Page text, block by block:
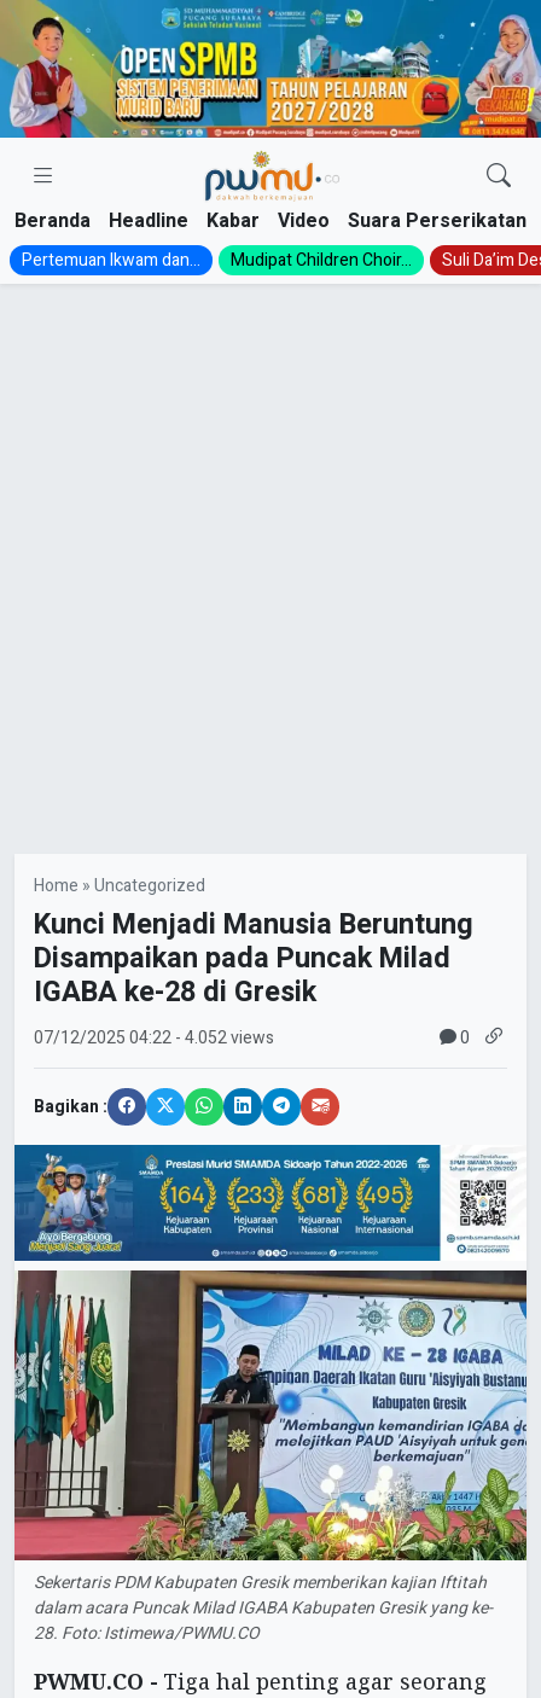
Skip
content
Beranda Headline Kabar Video Suara Perserikatan
Pertemuan Ikwam dan... Mudipat Children Choir... Suli Da’im
Home »Uncategorized
Kunci Menjadi Manusia Beruntung
Disampaikan pada Puncak Milad
IGABA ke-28 di Gresik
07/12/202504:22- 4.052 views 0
Bagikan :
Sekertaris PDM Kabupaten Gresik memberikan kajian Iftitah
dalam acara Puncak Milad IGABA Kabupaten Gresik yang ke-
28. Foto: Istimewa/PWMU.CO
PWMU.CO - Tiga hal penting agar seorang